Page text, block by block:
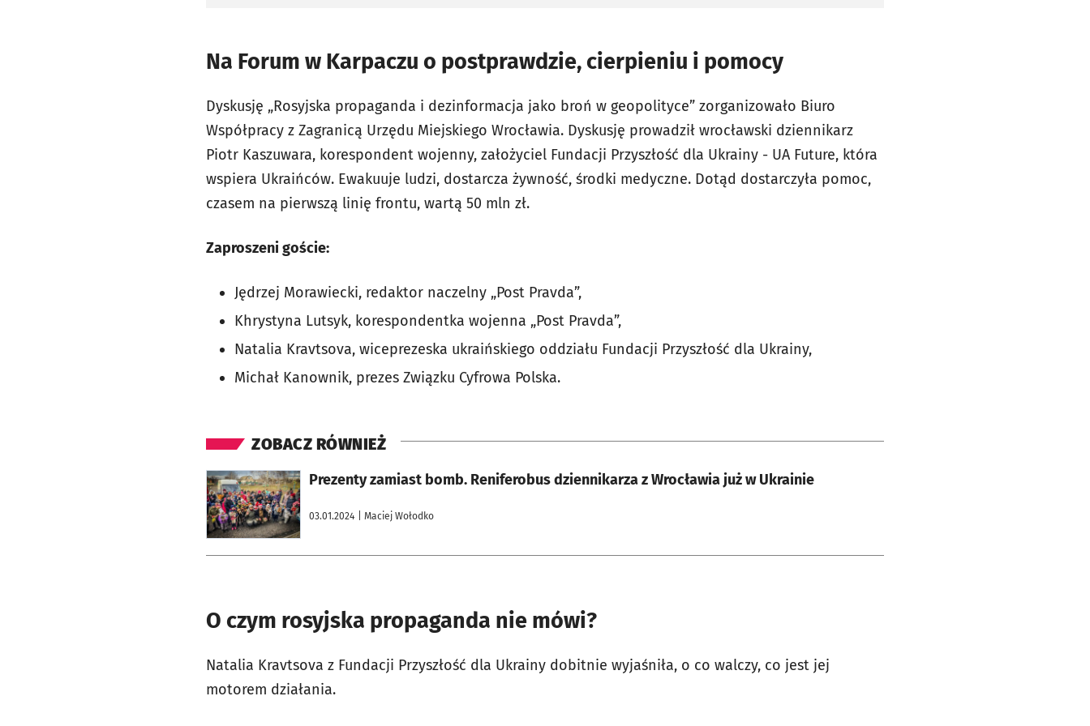
Na Forum w Karpaczu o postprawdzie, cierpieniu i pomocy
Dyskusję „Rosyjska propaganda i dezinformacja jako broń w geopolityce” zorganizowało Biuro
Współpracy z Zagranicą Urzędu Miejskiego Wrocławia. Dyskusję prowadził wrocławski dziennikarz
Piotr Kaszuwara, korespondent wojenny, założyciel Fundacji Przyszłość dla Ukrainy - UA Future, która
wspiera Ukraińców. Ewakuuje ludzi, dostarcza żywność, środki medyczne. Dotąd dostarczyła pomoc,
czasem na pierwszą linię frontu, wartą 50 mln zł.
Zaproszeni goście:
Jędrzej Morawiecki, redaktor naczelny „Post Pravda”,
Khrystyna Lutsyk, korespondentka wojenna „Post Pravda”,
Natalia Kravtsova, wiceprezeska ukraińskiego oddziału Fundacji Przyszłość dla Ukrainy,
Michał Kanownik, prezes Związku Cyfrowa Polska.
ZOBACZ RÓWNIEŻ
Prezenty zamiast bomb. Reniferobus dziennikarza z Wrocławia już w Ukrainie
03.01.2024 | Maciej Wołodko
otworzy się w nowej karcie
O czym rosyjska propaganda nie mówi?
Natalia Kravtsova z Fundacji Przyszłość dla Ukrainy dobitnie wyjaśniła, o co walczy, co jest jej
motorem działania.